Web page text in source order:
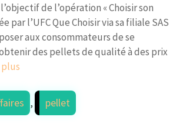
de l’opération « Choisir son
par l’UFC Que Choisir via sa filiale SAS
aux consommateurs de se
des pellets de qualité à des prix
, pellet